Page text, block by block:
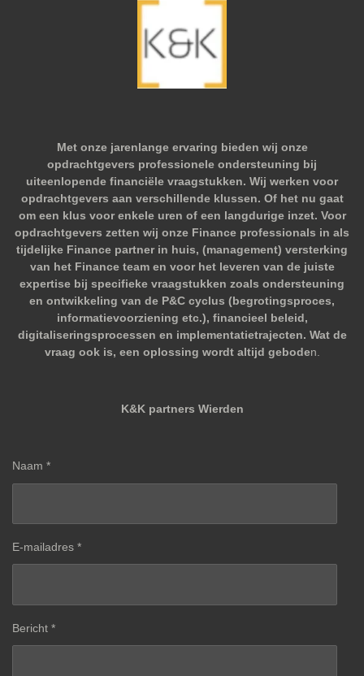
Met onze jarenlange ervaring bieden wij onze
opdrachtgevers professionele ondersteuning bij
uiteenlopende financiële vraagstukken. Wij werken voor
opdrachtgevers aan verschillende klussen. Of het nu gaat
om een klus voor enkele uren of een langdurige inzet. Voor
opdrachtgevers zetten wij onze Finance professionals in als
tijdelijke Finance partner in huis, (management) versterking
van het Finance team en voor het leveren van de juiste
expertise bij specifieke vraagstukken zoals ondersteuning
en ontwikkeling van de P&C cyclus (begrotingsproces,
informatievoorziening etc.), financieel beleid,
digitaliseringsprocessen en implementatietrajecten. Wat de
vraag ook is, een oplossing wordt altijd geboden.
K&K partners Wierden
Naam *
E-mailadres *
Bericht *